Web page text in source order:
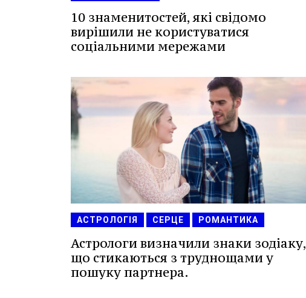
10 знаменитостей, які свідомо
вирішили не користуватися
соціальними мережами
АСТРОЛОГІЯ СЕРЦЕ РОМАНТИКА
Астрологи визначили знаки зодіаку,
що стикаються з труднощами у
пошуку партнера.